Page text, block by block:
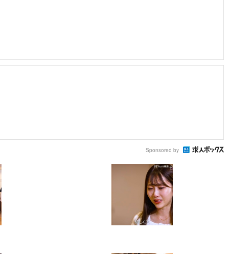
Sponsored by